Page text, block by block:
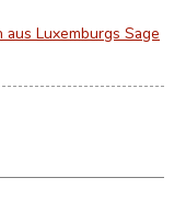
aus Luxemburgs Sage